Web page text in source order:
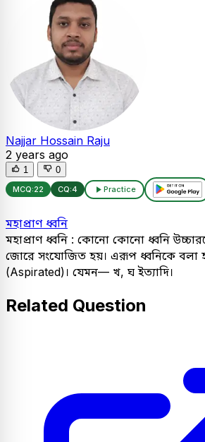
Najjar Hossain Raju
2 years ago
1 0
MCQ:22 CQ:4 Practice
মহাপ্রাণ ধ্বনি
মহাপ্রাণ ধ্বনি : কোনো কোনো ধ্বনি
জোরে সংযোজিত হয়। এরূপ ধ্বনিকে বলা
(Aspirated)। যেমন— খ, ঘ ইত্যাদি।
Related Question